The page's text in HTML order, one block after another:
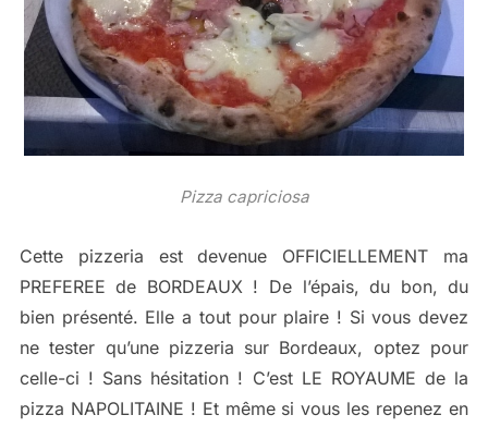
Pizza capriciosa
Cette pizzeria est devenue OFFICIELLEMENT ma
PREFEREE de BORDEAUX ! De l’épais, du bon, du
bien présenté. Elle a tout pour plaire ! Si vous devez
ne tester qu’une pizzeria sur Bordeaux, optez pour
celle-ci ! Sans hésitation ! C’est LE ROYAUME de la
pizza NAPOLITAINE ! Et même si vous les repenez en